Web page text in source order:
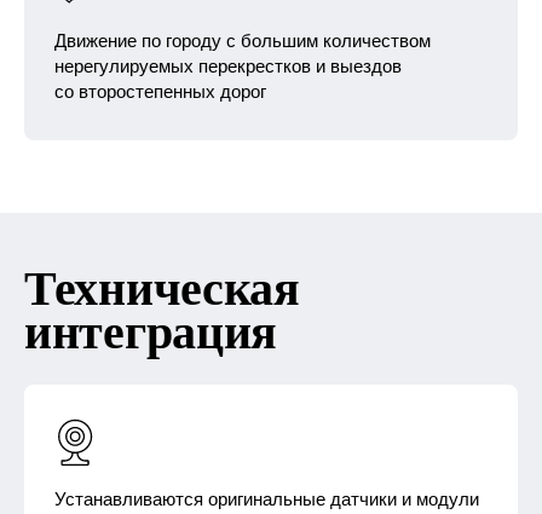
Движение по городу с большим количеством
нерегулируемых перекрестков и выездов
со второстепенных дорог
Техническая
интеграция
Устанавливаются оригинальные датчики и модули